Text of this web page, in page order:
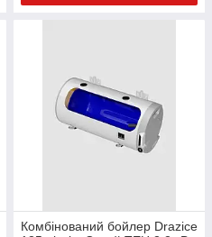
Комбінований бойлер Drazice